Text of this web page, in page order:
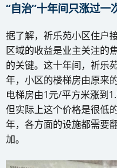
“自治”十年间只涨过一
据了解，祈乐苑小区住户
区域的收益是业主关注的
的关键。这十年间，祈乐
年，小区的楼梯房由原来
电梯房由1元/平方米涨到
但实际上这个价格是很低
年，各方面的设施都需要
加。